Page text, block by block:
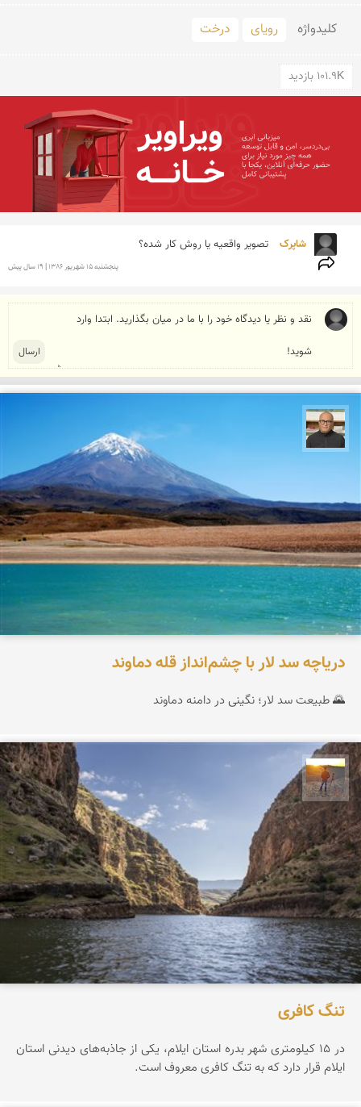
کلید‌واژه رویای درخت
101.9K بازدید
شاپرک تصویر واقعیه یا روش كار شده؟
پنجشنبه 15 شهريور 1386 | 19 سال پیش
دریاچه سد لار با چشم‌انداز قله دماوند
🌄 طبیعت سد لار؛ نگینی در دامنه دماوند
مهدی مخلصیان
تنگ کافری
در ۱۵ کیلومتری شهر بدره استان ایلام، یکی از جاذبه‌های دیدنی استان
ایلام قرار دارد که به تنگ کافری معروف است.